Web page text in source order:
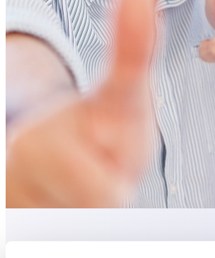
Des outils pratiques que beaucoup